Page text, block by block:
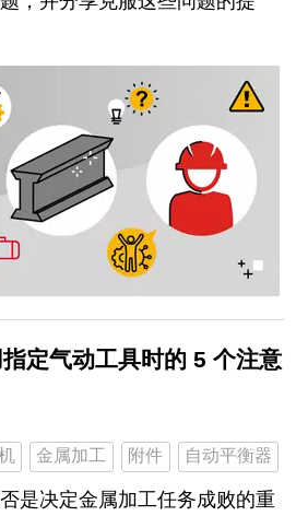
定气动工具时的 5 个注意
金属加工 附件 自动平衡器
是决定金属加工任务成败的重